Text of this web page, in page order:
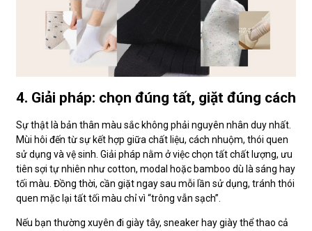
4. Giải pháp: chọn đúng tất, giặt đúng cách
Sự thật là bản thân màu sắc không phải nguyên nhân duy nhất.
Mùi hôi đến từ sự kết hợp giữa chất liệu, cách nhuộm, thói quen
sử dụng và vệ sinh. Giải pháp nằm ở việc chọn tất chất lượng, ưu
tiên sợi tự nhiên như cotton, modal hoặc bamboo dù là sáng hay
tối màu. Đồng thời, cần giặt ngay sau mỗi lần sử dụng, tránh thói
quen mặc lại tất tối màu chỉ vì “trông vẫn sạch”.
Nếu bạn thường xuyên đi giày tây, sneaker hay giày thể thao cả